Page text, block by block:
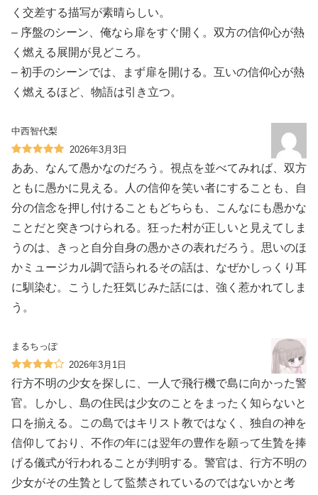
く交差する描写が素晴らしい。
– 序盤のシーン、俺なら扉をすぐ開く。双方の信仰心が熱
く燃える展開が見どころ。
– 初手のシーンでは、まず扉を開ける。互いの信仰心が熱
く燃えるほど、物語は引き立つ。
中西智代梨
2026年3月3日
ああ、なんて愚かなのだろう。視点を並べてみれば、双方
ともに愚かに見える。人の信仰を笑い者にすることも、自
分の信念を押し付けることもどちらも、こんなにも愚かな
ことだと突きつけられる。狂った村が正しいと見えてしま
うのは、きっと自分自身の愚かさの表れだろう。思いのほ
かミュージカル調で語られるその話は、なぜかしっくり耳
に馴染む。こうした狂気じみた話には、強く惹かれてしま
う。
まるちっぽ
2026年3月1日
行方不明の少女を探しに、一人で飛行機で島に向かった警
官。しかし、島の住民は少女のことをまったく知らないと
口を揃える。この島ではキリスト教ではなく、独自の神を
信仰しており、不作の年には翌年の豊作を願って生贄を捧
げる儀式が行われることが判明する。警官は、行方不明の
少女がその生贄として監禁されているのではないかと考